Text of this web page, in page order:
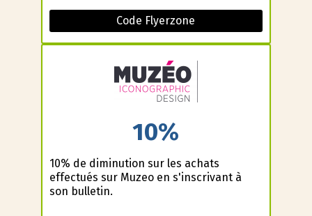
Code Flyerzone
10%
10% de diminution sur les achats
effectués sur Muzeo en s'inscrivant à
son bulletin.